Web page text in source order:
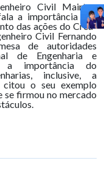
Civil Mairton
a importância das
das ações do Crea-
Civil Fernando
de autoridades
de Engenharia e
a importância do
inclusive, a
citou o seu exemplo
se firmou no mercado